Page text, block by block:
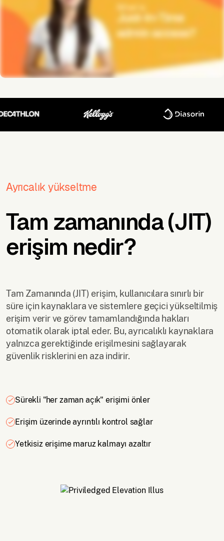
Ayrıcalık yükseltme
Tam zamanında (JIT)
erişim nedir?
Tam Zamanında (JIT) erişim, kullanıcılara sınırlı bir
süre için kaynaklara ve sistemlere geçici yükseltilmiş
erişim verir ve görev tamamlandığında hakları
otomatik olarak iptal eder. Bu, ayrıcalıklı kaynaklara
yalnızca gerektiğinde erişilmesini sağlayarak
güvenlik risklerini en aza indirir.
Sürekli "her zaman açık" erişimi önler
Erişim üzerinde ayrıntılı kontrol sağlar
Yetkisiz erişime maruz kalmayı azaltır